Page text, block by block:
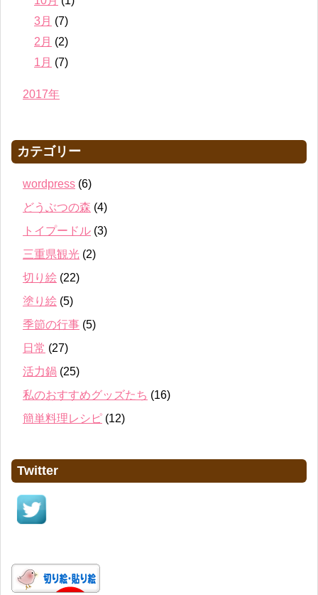
3月 (7)
2月 (2)
1月 (7)
2017年
カテゴリー
wordpress (6)
どうぶつの森 (4)
トイプードル (3)
三重県観光 (2)
切り絵 (22)
塗り絵 (5)
季節の行事 (5)
日常 (27)
活力鍋 (25)
私のおすすめグッズたち (16)
簡単料理レシピ (12)
Twitter